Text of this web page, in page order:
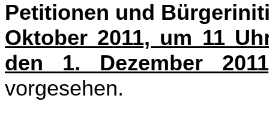
Petitionen und
Oktober 2011, um 11
den 1. Dezember
vorgesehen.